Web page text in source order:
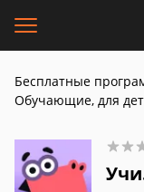
Бесплатные
Обучающие, для